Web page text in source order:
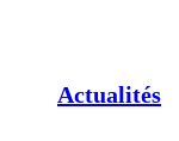
Actualités